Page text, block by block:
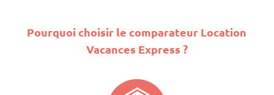
Pourquoi choisir le comparateur Location
Vacances Express ?